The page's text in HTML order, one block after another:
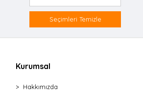
Fındık & Ceviz Kırcak Metal Huni Tipi
Makas Mutfak
Soyacak & Oyacak
Seçimleri Temizle
Kurumsal
Hakkımızda